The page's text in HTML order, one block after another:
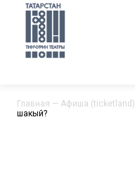
Главная — Афиша (ticketland)
шакый?